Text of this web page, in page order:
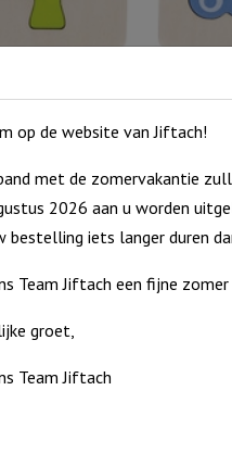
zak welk stukje daar past!
op de website van Jiftach!
met de zomervakantie
2026 aan u worden
bestelling iets langer duren
Team Jiftach een fijne
groet,
Team Jiftach